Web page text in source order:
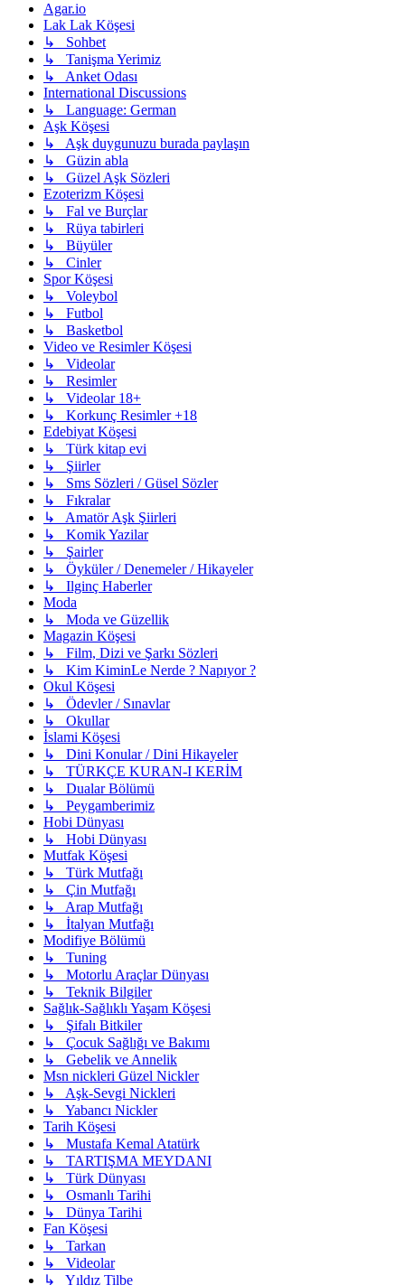
Agar.io
Lak Lak Köşesi
↳ Sohbet
↳ Tanişma Yerimiz
↳ Anket Odası
International Discussions
↳ Language: German
Aşk Köşesi
↳ Aşk duygunuzu burada paylaşın
↳ Güzin abla
↳ Güzel Aşk Sözleri
Ezoterizm Köşesi
↳ Fal ve Burçlar
↳ Rüya tabirleri
↳ Büyüler
↳ Cinler
Spor Köşesi
↳ Voleybol
↳ Futbol
↳ Basketbol
Video ve Resimler Köşesi
↳ Videolar
↳ Resimler
↳ Videolar 18+
↳ Korkunç Resimler +18
Edebiyat Köşesi
↳ Türk kitap evi
↳ Şiirler
↳ Sms Sözleri / Güsel Sözler
↳ Fıkralar
↳ Amatör Aşk Şiirleri
↳ Komik Yazilar
↳ Şairler
↳ Öyküler / Denemeler / Hikayeler
↳ Ilginç Haberler
Moda
↳ Moda ve Güzellik
Magazin Köşesi
↳ Film, Dizi ve Şarkı Sözleri
↳ Kim KiminLe Nerde ? Napıyor ?
Okul Köşesi
↳ Ödevler / Sınavlar
↳ Okullar
İslami Köşesi
↳ Dini Konular / Dini Hikayeler
↳ TÜRKÇE KURAN-I KERİM
↳ Dualar Bölümü
↳ Peygamberimiz
Hobi Dünyası
↳ Hobi Dünyası
Mutfak Köşesi
↳ Türk Mutfağı
↳ Çin Mutfağı
↳ Arap Mutfağı
↳ İtalyan Mutfağı
Modifiye Bölümü
↳ Tuning
↳ Motorlu Araçlar Dünyası
↳ Teknik Bilgiler
Sağlık-Sağlıklı Yaşam Köşesi
↳ Şifalı Bitkiler
↳ Çocuk Sağlığı ve Bakımı
↳ Gebelik ve Annelik
Msn nickleri Güzel Nickler
↳ Aşk-Sevgi Nickleri
↳ Yabancı Nickler
Tarih Köşesi
↳ Mustafa Kemal Atatürk
↳ TARTIŞMA MEYDANI
↳ Türk Dünyası
↳ Osmanlı Tarihi
↳ Dünya Tarihi
Fan Köşesi
↳ Tarkan
↳ Videolar
↳ Yıldız Tilbe